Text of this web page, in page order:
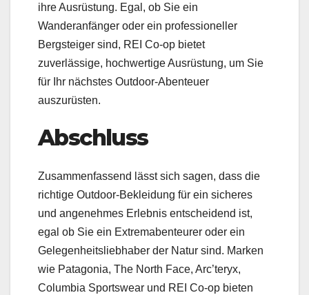
ihre Ausrüstung. Egal, ob Sie ein
Wanderanfänger oder ein professioneller
Bergsteiger sind, REI Co-op bietet
zuverlässige, hochwertige Ausrüstung, um Sie
für Ihr nächstes Outdoor-Abenteuer
auszurüsten.
Abschluss
Zusammenfassend lässt sich sagen, dass die
richtige Outdoor-Bekleidung für ein sicheres
und angenehmes Erlebnis entscheidend ist,
egal ob Sie ein Extremabenteurer oder ein
Gelegenheitsliebhaber der Natur sind. Marken
wie Patagonia, The North Face, Arc’teryx,
Columbia Sportswear und REI Co-op bieten